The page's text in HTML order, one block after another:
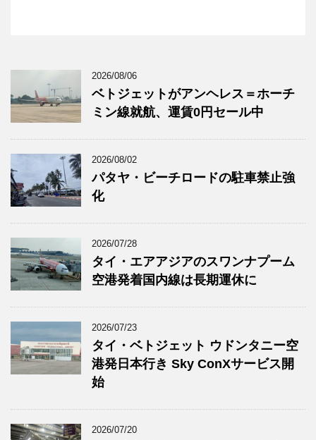
2026/08/06
ベトジェットがアンヘレス＝ホーチ
ミン線就航、運賃0円セール中
2026/08/02
パタヤ・ビーチロードの駐車禁止強
化
2026/07/28
タイ・エアアジアのスワンナプーム
空港発着国内線は長期運休に
2026/07/23
タイ・ベトジェット ウドンタニー空
港発日本行き Sky ConXサービス開
始
2026/07/20